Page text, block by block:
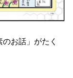
お話」がたく